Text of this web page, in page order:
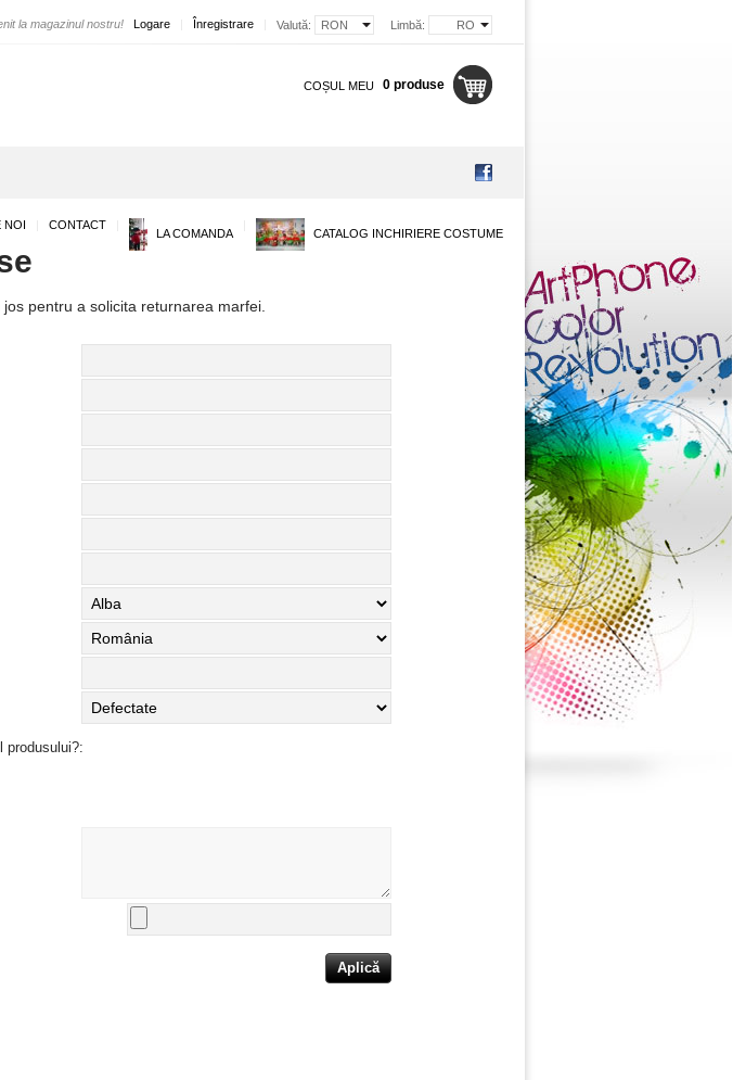
Limbă: RO
Valută: RON
Logare Înregistrare
la magazinul nostru!
COȘUL MEU 0 produse
NOI CONTACT
LA COMANDA CATALOG INCHIRIERE COSTUME
jos pentru a solicita returnarea marfei
produsului?: